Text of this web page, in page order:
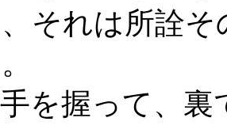
それは所詮
を握って、